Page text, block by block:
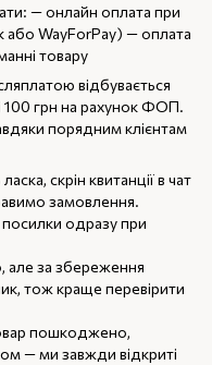
— онлайн оплата при
WayForPay) — оплата
товару
відбувається
100 грн на рахунок ФОП.
порядним клієнтам
скрін квитанції в чат
замовлення.
посилки одразу при
за збереження
тож краще перевірити
пошкоджено,
— ми завжди відкриті